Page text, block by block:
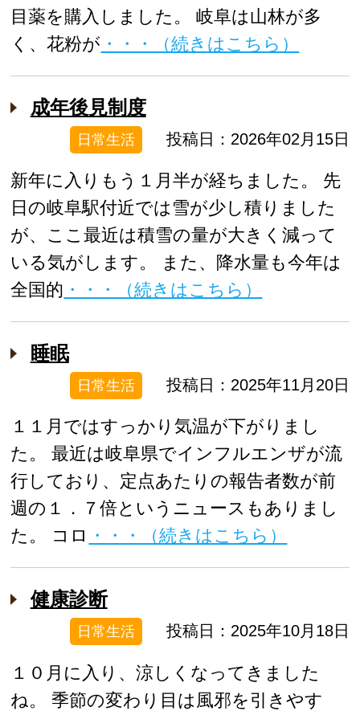
目薬を購入しました。 岐阜は山林が多
く、花粉が ・・・（続きはこちら）
成年後見制度
日常生活 投稿日：2026年02月15日
新年に入りもう１月半が経ちました。 先
日の岐阜駅付近では雪が少し積りました
が、ここ最近は積雪の量が大きく減って
いる気がします。 また、降水量も今年は
全国的 ・・・（続きはこちら）
睡眠
日常生活 投稿日：2025年11月20日
１１月ではすっかり気温が下がりまし
た。 最近は岐阜県でインフルエンザが流
行しており、定点あたりの報告者数が前
週の１．７倍というニュースもありまし
た。 コロ ・・・（続きはこちら）
健康診断
日常生活 投稿日：2025年10月18日
１０月に入り、涼しくなってきました
ね。 季節の変わり目は風邪を引きやす